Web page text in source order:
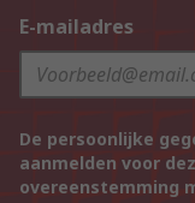
E-mailadres
De persoonlijke
aanmelden voor
overeenstemming